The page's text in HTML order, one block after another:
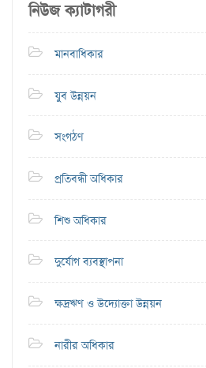
নিউজ ক্যাটাগরী
মানবাধিকার
যুব উন্নয়ন
সংগঠণ
প্রতিবন্ধী অধিকার
শিশু অধিকার
দুর্যোগ ব্যবস্থাপনা
ক্ষদ্রঋণ ও উদ্যোক্তা উন্নয়ন
নারীর অধিকার